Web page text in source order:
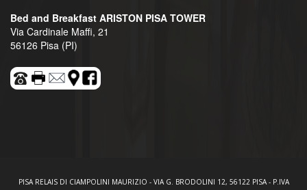
Bed and Breakfast ARISTON PISA TOWER
Via Cardinale Maffi, 21
56126 Pisa (PI)
PISA RELAIS DI CIAMPOLINI MAURIZIO - VIA G. BRODOLINI 12, 56122 PISA - P.IVA